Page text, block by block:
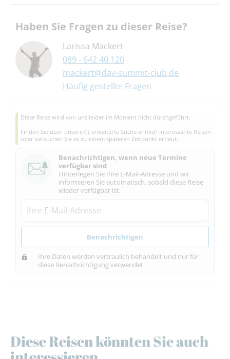
Haben Sie Fragen zu dieser Reise?
Larissa Mackert
089 - 642 40 120
mackert@dav-summit-club.de
Häufig gestellte Fragen
Diese Reise wird von uns leider im Moment nicht durchgeführt.
Finden Sie über unsere
erweiterte Suche ähnlich interessante Reisen
oder versuchen Sie es zu einem späteren Zeitpunkt erneut.
Benachrichtigen, wenn neue Termine
verfügbar sind
Hinterlegen Sie Ihre E-Mail-Adresse und wir
informieren Sie automatisch, sobald diese Reise
wieder verfügbar ist.
Benachrichtigen
Ihre Daten werden vertraulich behandelt und nur für
diese Benachrichtigung verwendet.
Diese Reisen könnten Sie auch